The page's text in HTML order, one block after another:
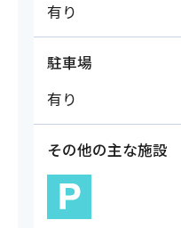
有り
駐車場
有り
その他の主な施設